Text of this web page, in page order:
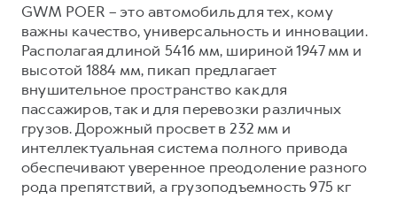
GWM POER – это автомобиль для тех, кому
важны качество, универсальность и инновации.
Располагая длиной 5416 мм, шириной 1947 мм и
высотой 1884 мм, пикап предлагает
внушительное пространство как для
пассажиров, так и для перевозки различных
грузов. Дорожный просвет в 232 мм и
интеллектуальная система полного привода
обеспечивают уверенное преодоление разного
рода препятствий, а грузоподъемность 975 кг